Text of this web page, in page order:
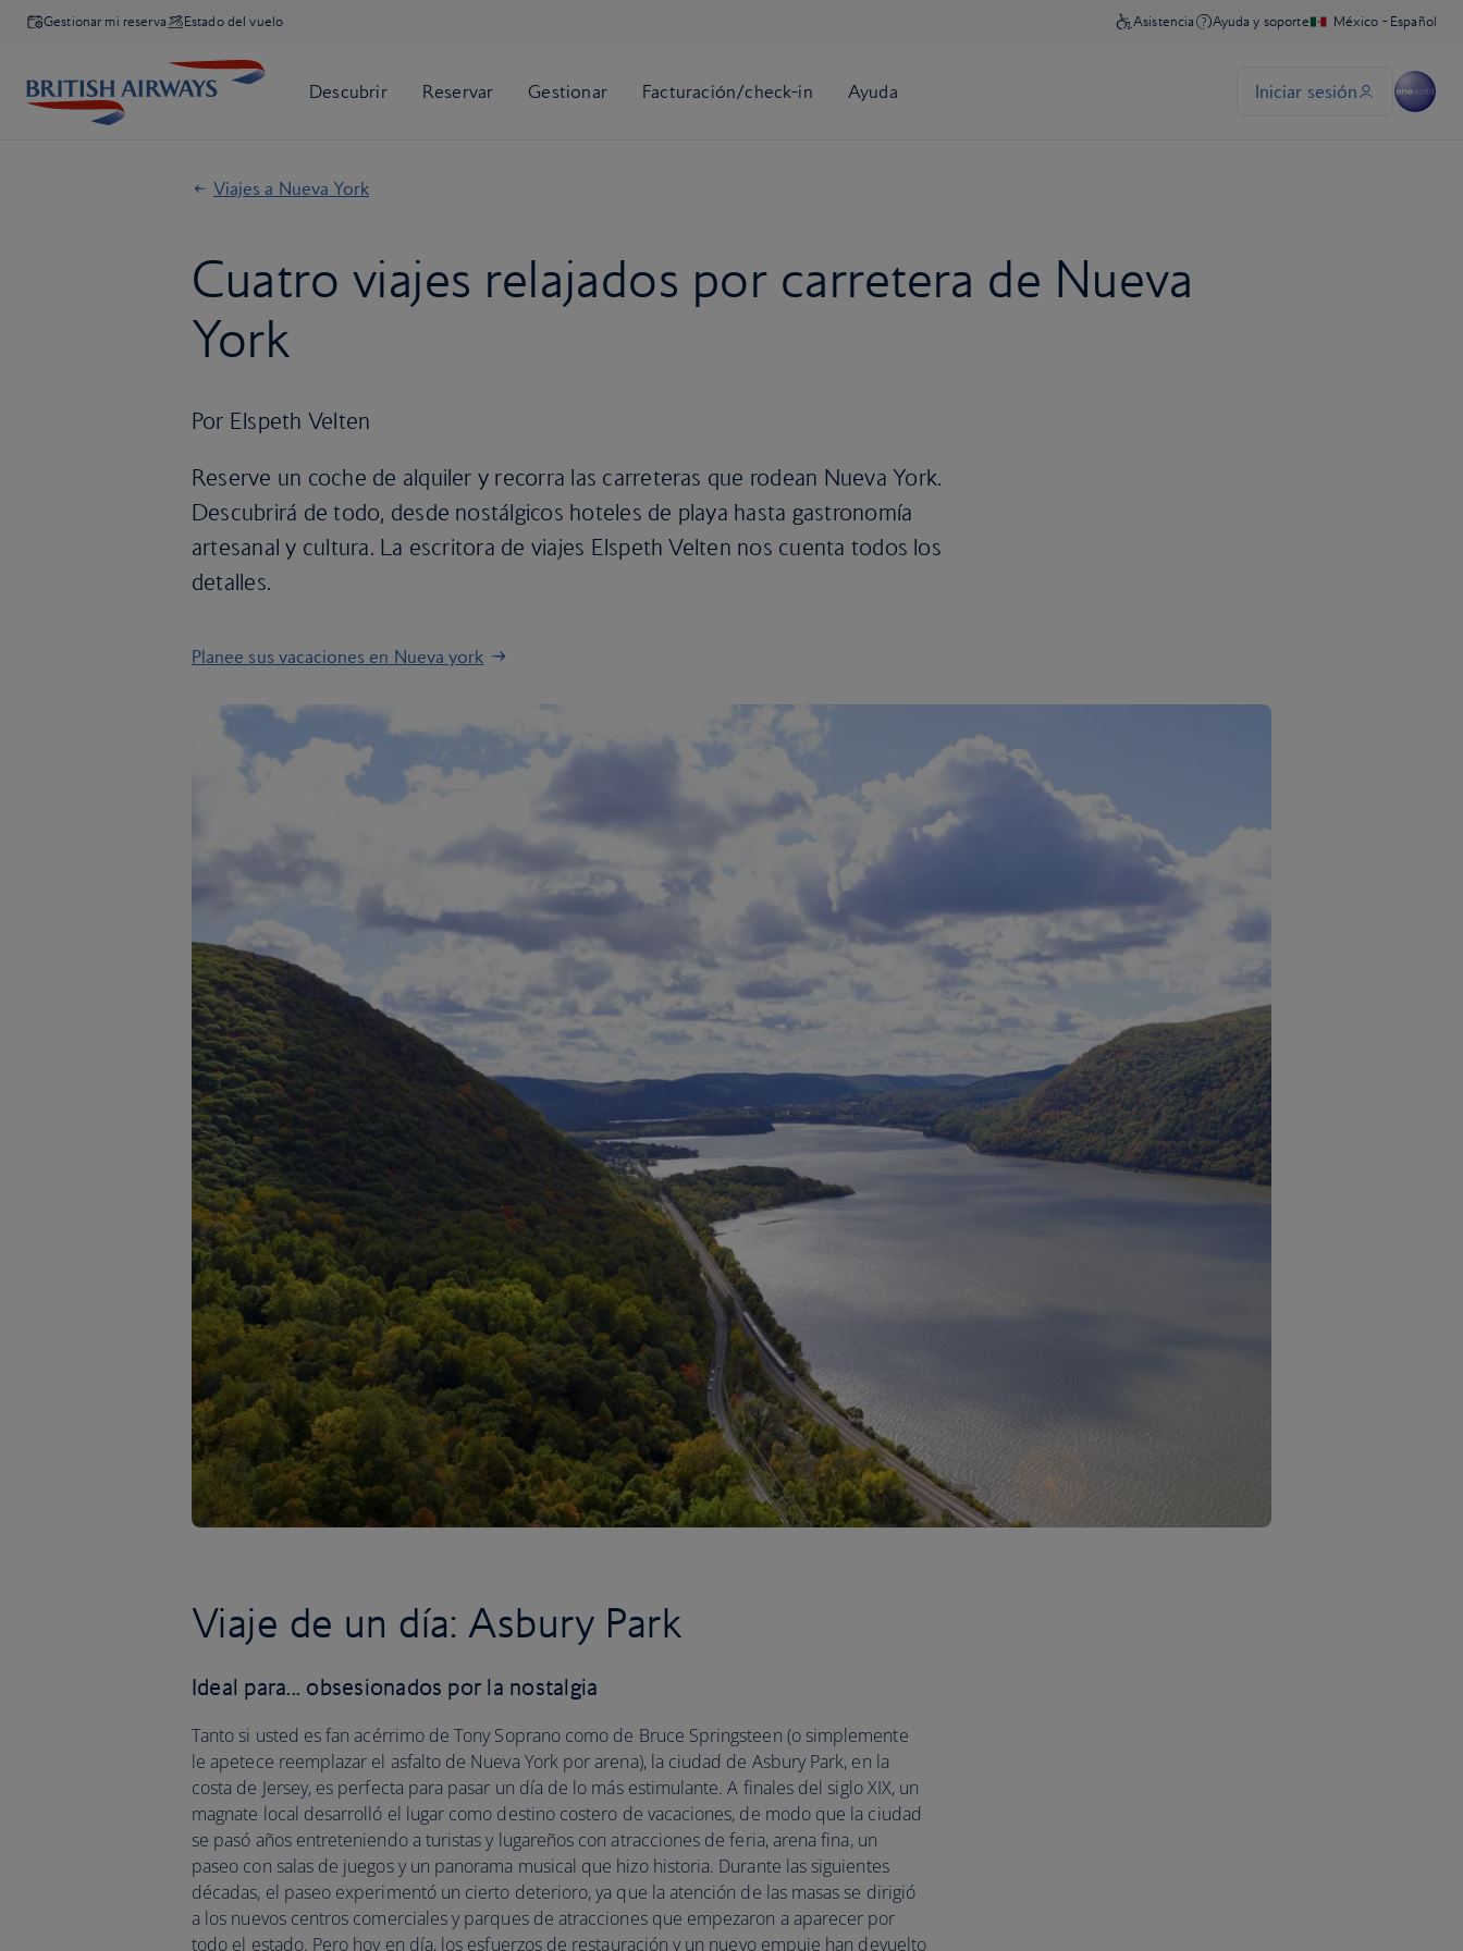
Gestionar mi reserva Estado del vuelo
Viajes a Nueva York
Cuatro viajes relajados por carretera de Nueva
York
Por Elspeth Velten
Reserve un coche de alquiler y recorra las carreteras que rodean Nueva York.
Descubrirá de todo, desde nostálgicos hoteles de playa hasta gastronomía
artesanal y cultura. La escritora de viajes Elspeth Velten nos cuenta todos los
detalles.
Planee sus vacaciones en Nueva york
Viaje de un día: Asbury Park
Ideal para... obsesionados por la nostalgia
Tanto si usted es fan acérrimo de Tony Soprano como de Bruce Springsteen (o simplemente
le apetece reemplazar el asfalto de Nueva York por arena), la ciudad de Asbury Park, en la
costa de Jersey, es perfecta para pasar un día de lo más estimulante. A finales del siglo XIX, un
magnate local desarrolló el lugar como destino costero de vacaciones, de modo que la ciudad
se pasó años entreteniendo a turistas y lugareños con atracciones de feria, arena fina, un
paseo con salas de juegos y un panorama musical que hizo historia. Durante las siguientes
décadas, el paseo experimentó un cierto deterioro, ya que la atención de las masas se dirigió
a los nuevos centros comerciales y parques de atracciones que empezaron a aparecer por
todo el estado. Pero hoy en día, los esfuerzos de restauración y un nuevo empuje han devuelto